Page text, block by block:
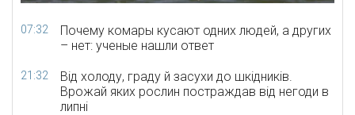
07:32
Почему комары кусают одних людей, а других
– нет: ученые нашли ответ
21:32
Від холоду, граду й засухи до шкідників.
Врожай яких рослин постраждав від негоди в
липні